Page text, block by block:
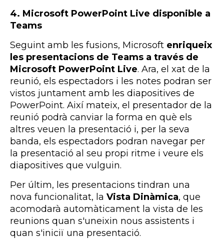
4. Microsoft PowerPoint Live disponible a
Teams
Seguint amb les fusions, Microsoft enriqueix
les presentacions de Teams a través de
Microsoft PowerPoint Live. Ara, el xat de la
reunió, els espectadors i les notes podran ser
vistos juntament amb les diapositives de
PowerPoint. Així mateix, el presentador de la
reunió podrà canviar la forma en què els
altres veuen la presentació i, per la seva
banda, els espectadors podran navegar per
la presentació al seu propi ritme i veure els
diapositives que vulguin.
Per últim, les presentacions tindran una
nova funcionalitat, la Vista Dinàmica, que
acomodarà automàticament la vista de les
reunions quan s'uneixin nous assistents i
quan s'iniciï una presentació.